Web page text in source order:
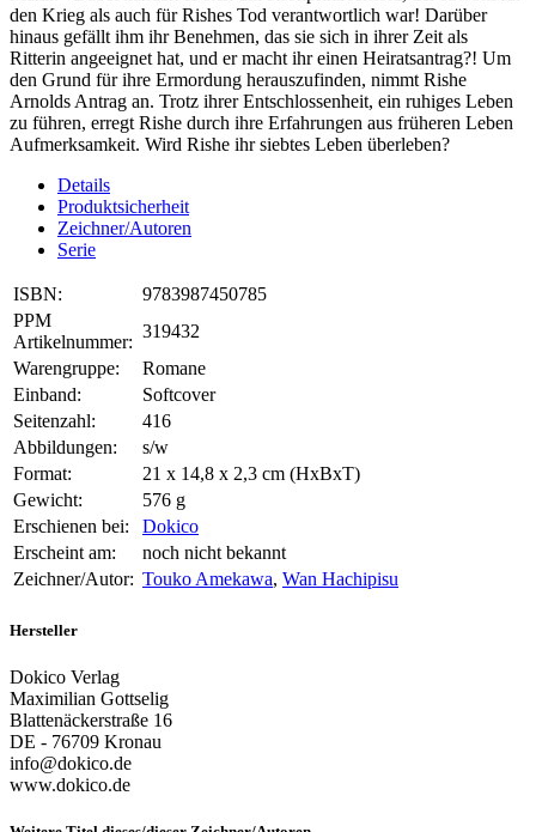
den Krieg als auch für Rishes Tod verantwortlich war! Darüber
hinaus gefällt ihm ihr Benehmen, das sie sich in ihrer Zeit als
Ritterin angeeignet hat, und er macht ihr einen Heiratsantrag?! Um
den Grund für ihre Ermordung herauszufinden, nimmt Rishe
Arnolds Antrag an. Trotz ihrer Entschlossenheit, ein ruhiges Leben
zu führen, erregt Rishe durch ihre Erfahrungen aus früheren Leben
Aufmerksamkeit. Wird Rishe ihr siebtes Leben überleben?
Details
Produktsicherheit
Zeichner/Autoren
Serie
ISBN:
9783987450785
PPM
Artikelnummer:
319432
Warengruppe:
Romane
Einband:
Softcover
Seitenzahl:
416
Abbildungen:
s/w
Format:
21 x 14,8 x 2,3 cm (HxBxT)
Gewicht:
576 g
Erschienen bei:
Dokico
Erscheint am:
noch nicht bekannt
Zeichner/Autor: Touko Amekawa, Wan Hachipisu
Hersteller
Dokico Verlag
Maximilian Gottselig
Blattenäckerstraße 16
DE - 76709 Kronau
info@dokico.de
www.dokico.de